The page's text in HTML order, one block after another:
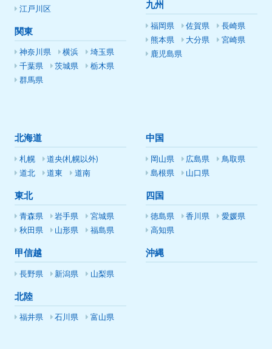
江戸川区
関東
神奈川県 横浜
埼玉県
千葉県
茨城県
栃木県
群馬県
九州
福岡県 佐賀県
長崎県
熊本県
大分県
宮崎県
鹿児島県
北海道
札幌
道央(札幌以外)
道北
道東 道南
東北
青森県 岩手県
宮城県
秋田県
山形県 福島県
甲信越
長野県 新潟県 山梨県
北陸
福井県 石川県 富山県
中国
岡山県 広島県
鳥取県
島根県
山口県
四国
徳島県 香川県
愛媛県
高知県
沖縄